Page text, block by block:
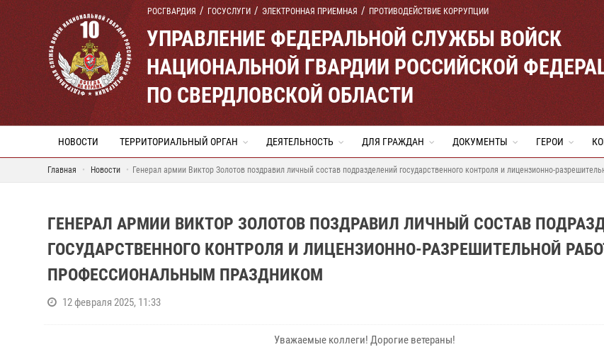
РОСГВАРДИЯ ГОСУСЛУГИ ЭЛЕКТРОННАЯ ПРИЕМНАЯ ПРОТИВОДЕЙСТВИЕ КОРРУПЦИИ
УПРАВЛЕНИЕ ФЕДЕРАЛЬНОЙ СЛУЖБЫ ВОЙСК
НАЦИОНАЛЬНОЙ ГВАРДИИ РОССИЙСКОЙ
ПО СВЕРДЛОВСКОЙ ОБЛАСТИ
НОВОСТИ ТЕРРИТОРИАЛЬНЫЙ ОРГАН ДЕЯТЕЛЬНОСТЬ ДЛЯ ГРАЖДАН ДОКУМЕНТЫ ГЕРОИ
Главная Новости Генерал армии Виктор Золотов поздравил личный состав подразделений государственного контроля и лицензионно-
ГЕНЕРАЛ АРМИИ ВИКТОР ЗОЛОТОВ ПОЗДРАВИЛ ЛИЧНЫЙ СОСТАВ
ГОСУДАРСТВЕННОГО КОНТРОЛЯ И ЛИЦЕНЗИОННО-РАЗРЕШИТЕЛЬНОЙ
ПРОФЕССИОНАЛЬНЫМ ПРАЗДНИКОМ
12 февраля 2025, 11:33
Уважаемые коллеги! Дорогие ветераны!